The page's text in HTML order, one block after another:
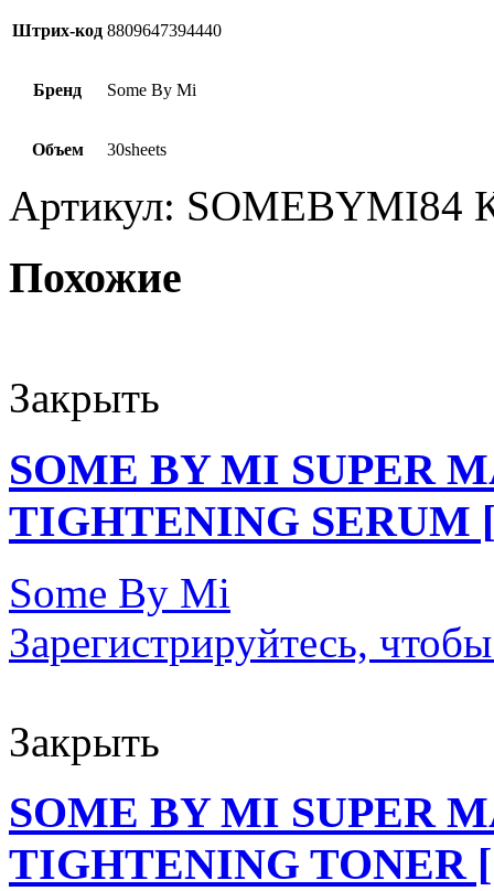
Штрих-код 8809647394440
Бренд Some By Mi
Объем 30sheets
Артикул: SOMEBYMI84
Похожие
Закрыть
SOME BY MI SUPER
TIGHTENING SERUM
Some By Mi
Зарегистрируйтесь,
Закрыть
SOME BY MI SUPER
TIGHTENING TONER